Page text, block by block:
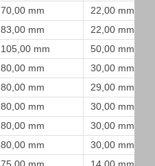
70,00 mm
22,00 mm
83,00 mm
22,00 mm
105,00 mm
50,00 mm
80,00 mm
30,00 mm
80,00 mm
29,00 mm
80,00 mm
30,00 mm
80,00 mm
30,00 mm
80,00 mm
30,00 mm